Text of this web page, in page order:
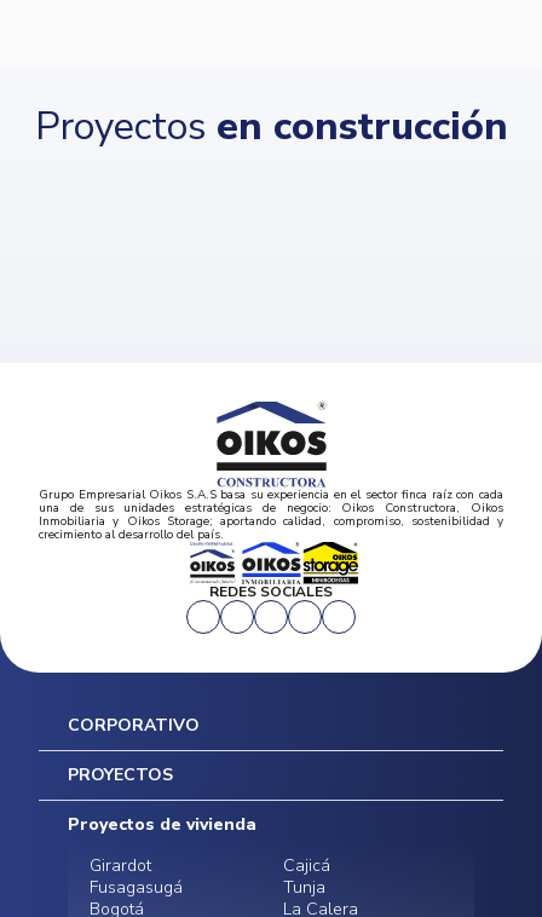
Proyectos en construcción
Grupo Empresarial Oikos S.A.S basa su experiencia en el sector finca raíz con cada
una de sus unidades estratégicas de negocio: Oikos Constructora, Oikos
Inmobiliaria y Oikos Storage; aportando calidad, compromiso, sostenibilidad y
crecimiento al desarrollo del país.
REDES SOCIALES
CORPORATIVO
Inicio
Mapa del sitio
Postventas
Contratación Directa
Noticias
PROYECTOS
Proyectos de vivienda
Girardot
Cajicá
Fusagasugá
Tunja
Bogotá
La Calera